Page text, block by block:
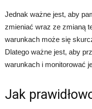
Jednak ważne jest, aby
zmieniać wraz ze zmianą
warunkach może się
Dlatego ważne jest, aby
warunkach i monitorować
Jak